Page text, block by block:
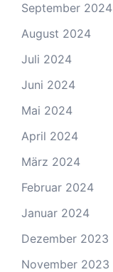
September 2024
August 2024
Juli 2024
Juni 2024
Mai 2024
April 2024
März 2024
Februar 2024
Januar 2024
Dezember 2023
November 2023